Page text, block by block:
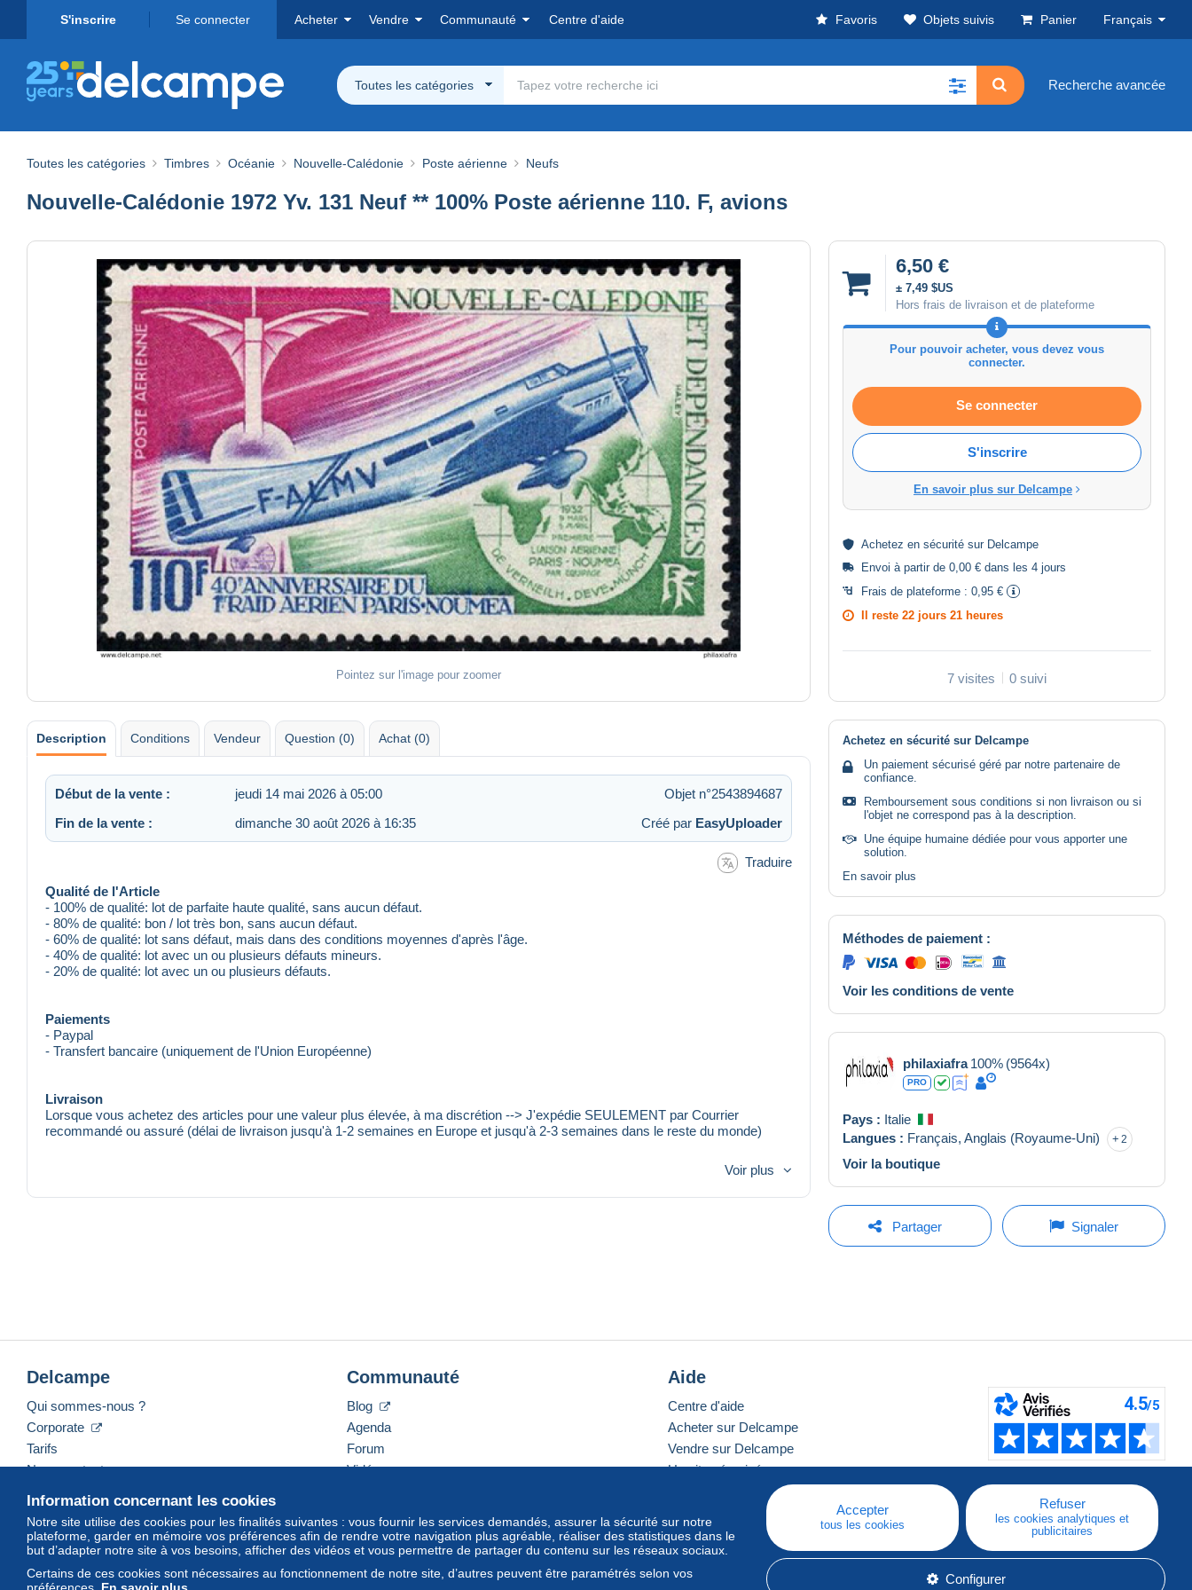
S'inscrire Se connecter Acheter Vendre Communauté Centre d'aide Favoris Objets suivis Panier Français
Toutes les catégories Recherche avancée
Toutes les catégories Timbres Océanie Nouvelle-Calédonie Poste aérienne Neufs
Nouvelle-Calédonie 1972 Yv. 131 Neuf ** 100% Poste aérienne 110. F, avions
Pointez sur l'image pour zoomer
6,50 €
± 7,49 $US
Hors frais de livraison et de plateforme
Pour pouvoir acheter, vous devez vous
connecter.
Se connecter
S'inscrire
En savoir plus sur Delcampe
Achetez en sécurité sur Delcampe
Envoi à partir de 0,00 € dans les 4 jours
Frais de plateforme : 0,95 €
Il reste 22 jours 21 heures
7 visites 0 suivi
Description Conditions Vendeur Question (0) Achat (0)
Début de la vente : jeudi 14 mai 2026 à 05:00
Objet n°2543894687
Fin de la vente :
dimanche 30 août 2026 à 16:35 Créé par EasyUploader
Traduire
Qualité de l'Article
- 100% de qualité: lot de parfaite haute qualité, sans aucun défaut.
- 80% de qualité: bon / lot très bon, sans aucun défaut.
- 60% de qualité: lot sans défaut, mais dans des conditions moyennes d'après l'âge.
- 40% de qualité: lot avec un ou plusieurs défauts mineurs.
- 20% de qualité: lot avec un ou plusieurs défauts.
Paiements
- Paypal
- Transfert bancaire (uniquement de l'Union Européenne)
Livraison
Lorsque vous achetez des articles pour une valeur plus élevée, à ma discrétion --> J'expédie SEULEMENT par Courrier
recommandé ou assuré (délai de livraison jusqu'à 1-2 semaines en Europe et jusqu'à 2-3 semaines dans le reste du monde)
Le Courrier ordinaire et le Courrier prioritaire ne sont pas suivis et je ne suis pas responsable de la livraison. Ils se déplacent à
vos risques et périls. Aucun remboursement n'est possible lorsque vous sélectionnez l'envoi par Courrier ordinaire ou par
Courrier prioritaire.
Voir plus
Achetez en sécurité sur Delcampe
Un paiement sécurisé géré par notre partenaire de
confiance.
Remboursement sous conditions si non livraison ou si
l'objet ne correspond pas à la description.
Une équipe humaine dédiée pour vous apporter une
solution.
En savoir plus
Méthodes de paiement :
Voir les conditions de vente
philaxiafra 100% (9564x)
PRO
Pays : Italie
Langues : Français, Anglais (Royaume-Uni) 2
Voir la boutique
Partager Signaler
Information concernant les cookies
Notre site utilise des cookies pour les finalités suivantes : vous fournir les services demandés, assurer la sécurité sur notre
plateforme, garder en mémoire vos préférences afin de rendre votre navigation plus agréable, réaliser des statistiques dans le
but d’adapter notre site à vos besoins, afficher des vidéos et vous permettre de partager du contenu sur les réseaux sociaux.
Certains de ces cookies sont nécessaires au fonctionnement de notre site, d’autres peuvent être paramétrés selon vos
préférences. En savoir plus
Accepter
tous les cookies
Refuser
les cookies analytiques et
publicitaires
Configurer
Delcampe
Qui sommes-nous ?
Corporate
Tarifs
Nous contacter
Communauté
Blog
Agenda
Forum
Vidéos
Aide
Centre d'aide
Acheter sur Delcampe
Vendre sur Delcampe
Un site sécurisé
Français USD America/Indiana/Vevay Mode standard